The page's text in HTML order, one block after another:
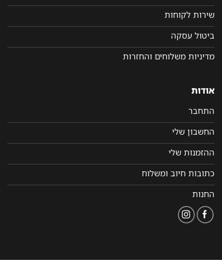
שירות לקוחות
ביטול עסקה
מדיניות משלוחים והחזרות
אודות
התחבר
החשבון שלי
ההזמנות שלי
כתובות חיוב ומשלוח
החנות